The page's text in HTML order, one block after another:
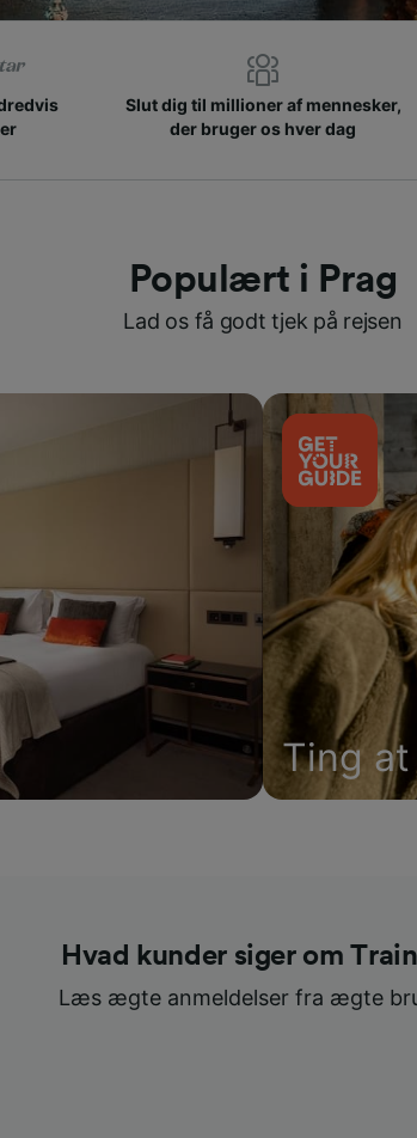
Slut dig til millioner af mennesker,
der bruger os hver dag
Populært i Prag
Lad os få godt tjek på rejsen
Ting
Hvad kunder siger om
Læs ægte anmeldelser fra ægte